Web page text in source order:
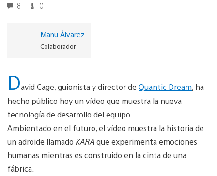
8 0
Manu Álvarez
Colaborador
David Cage, guionista y director de Quantic Dream, ha
hecho público hoy un vídeo que muestra la nueva
tecnología de desarrollo del equipo.
Ambientado en el futuro, el vídeo muestra la historia de
un adroide llamado KARAque experimenta emociones
humanas mientras es construido en la cinta de una
fábrica.